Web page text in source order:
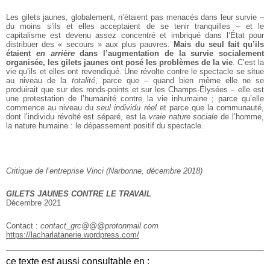
Les gilets jaunes, globalement, n’étaient pas menacés dans leur survie –
du moins s’ils et elles acceptaient de se tenir tranquilles – et le
capitalisme est devenu assez concentré et imbriqué dans l’État pour
distribuer des « secours » aux plus pauvres. Mais du seul fait qu’ils
étaient en arrièredans l’augmentation de la survie socialement
organisée, les gilets jaunes ont posé les problèmes de la vie. C’est la
vie qu’ils et elles ont revendiqué. Une révolte contre le spectacle se situe
au niveau de la totalité, parce que – quand bien même elle ne se
produirait que sur des ronds-points et sur les Champs-Élysées – elle est
une protestation de l’humanité contre la vie inhumaine ; parce qu’elle
commence au niveau duseul individu réelet parce que la communauté,
dont l’individu révolté est séparé, est la vraie nature sociale de l’homme,
la nature humaine : le dépassement positif du spectacle.
Critique de l’entreprise Vinci (Narbonne, décembre 2018)
GILETS JAUNES CONTRE LE TRAVAIL
Décembre 2021
Contact : contact_grc@@@protonmail.com
https://lacharlatanerie.wordpress.com/
ce texte est aussi consultable en :